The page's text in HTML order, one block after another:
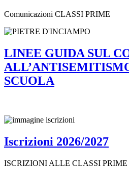
Comunicazioni CLASSI PRIME
LINEE GUIDA SUL
SCUOLA
Iscrizioni 2026/2027
ISCRIZIONI ALLE CLASSI PRIME